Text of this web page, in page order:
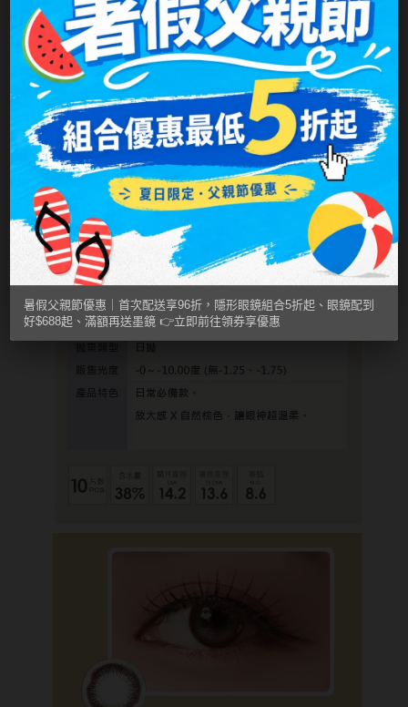
MUSE繆思女神
OPT圓瑞
Pegavision晶碩
Timido媞蜜多
Smart Vision睛靈
WiLLPAIR維樂配
日本隱眼品牌
神秘魔幻糖果
Candy Magic魔幻糖果
Pony Pallet魔彩盤
T-Garden CRUUM
暑假父親節優惠｜首次配送享96折，隱形眼鏡組合5折起、眼鏡配到
好$688起、滿額再送墨鏡 👉立即前往領券享優惠